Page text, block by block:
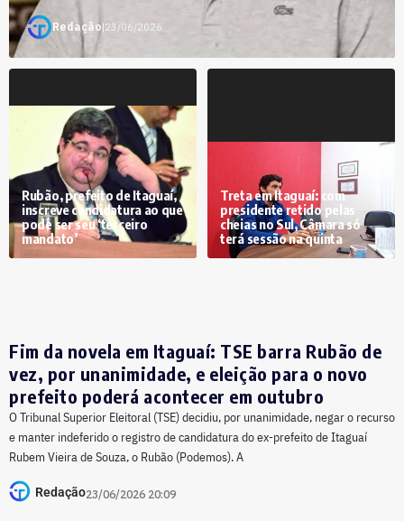
Redação|23/06/2026
Rubão, prefeito de Itaguaí,
inscreve candidatura ao que
pode ser seu ‘terceiro
mandato’
Treta em Itaguaí: com
presidente retido pelas
cheias no Sul, Câmara só
terá sessão na quinta
Fim da novela em Itaguaí: TSE barra Rubão de
vez, por unanimidade, e eleição para o novo
prefeito poderá acontecer em outubro
O Tribunal Superior Eleitoral (TSE) decidiu, por unanimidade, negar o recurso
e manter indeferido o registro de candidatura do ex-prefeito de Itaguaí
Rubem Vieira de Souza, o Rubão (Podemos). A
Redação23/06/2026 20:09